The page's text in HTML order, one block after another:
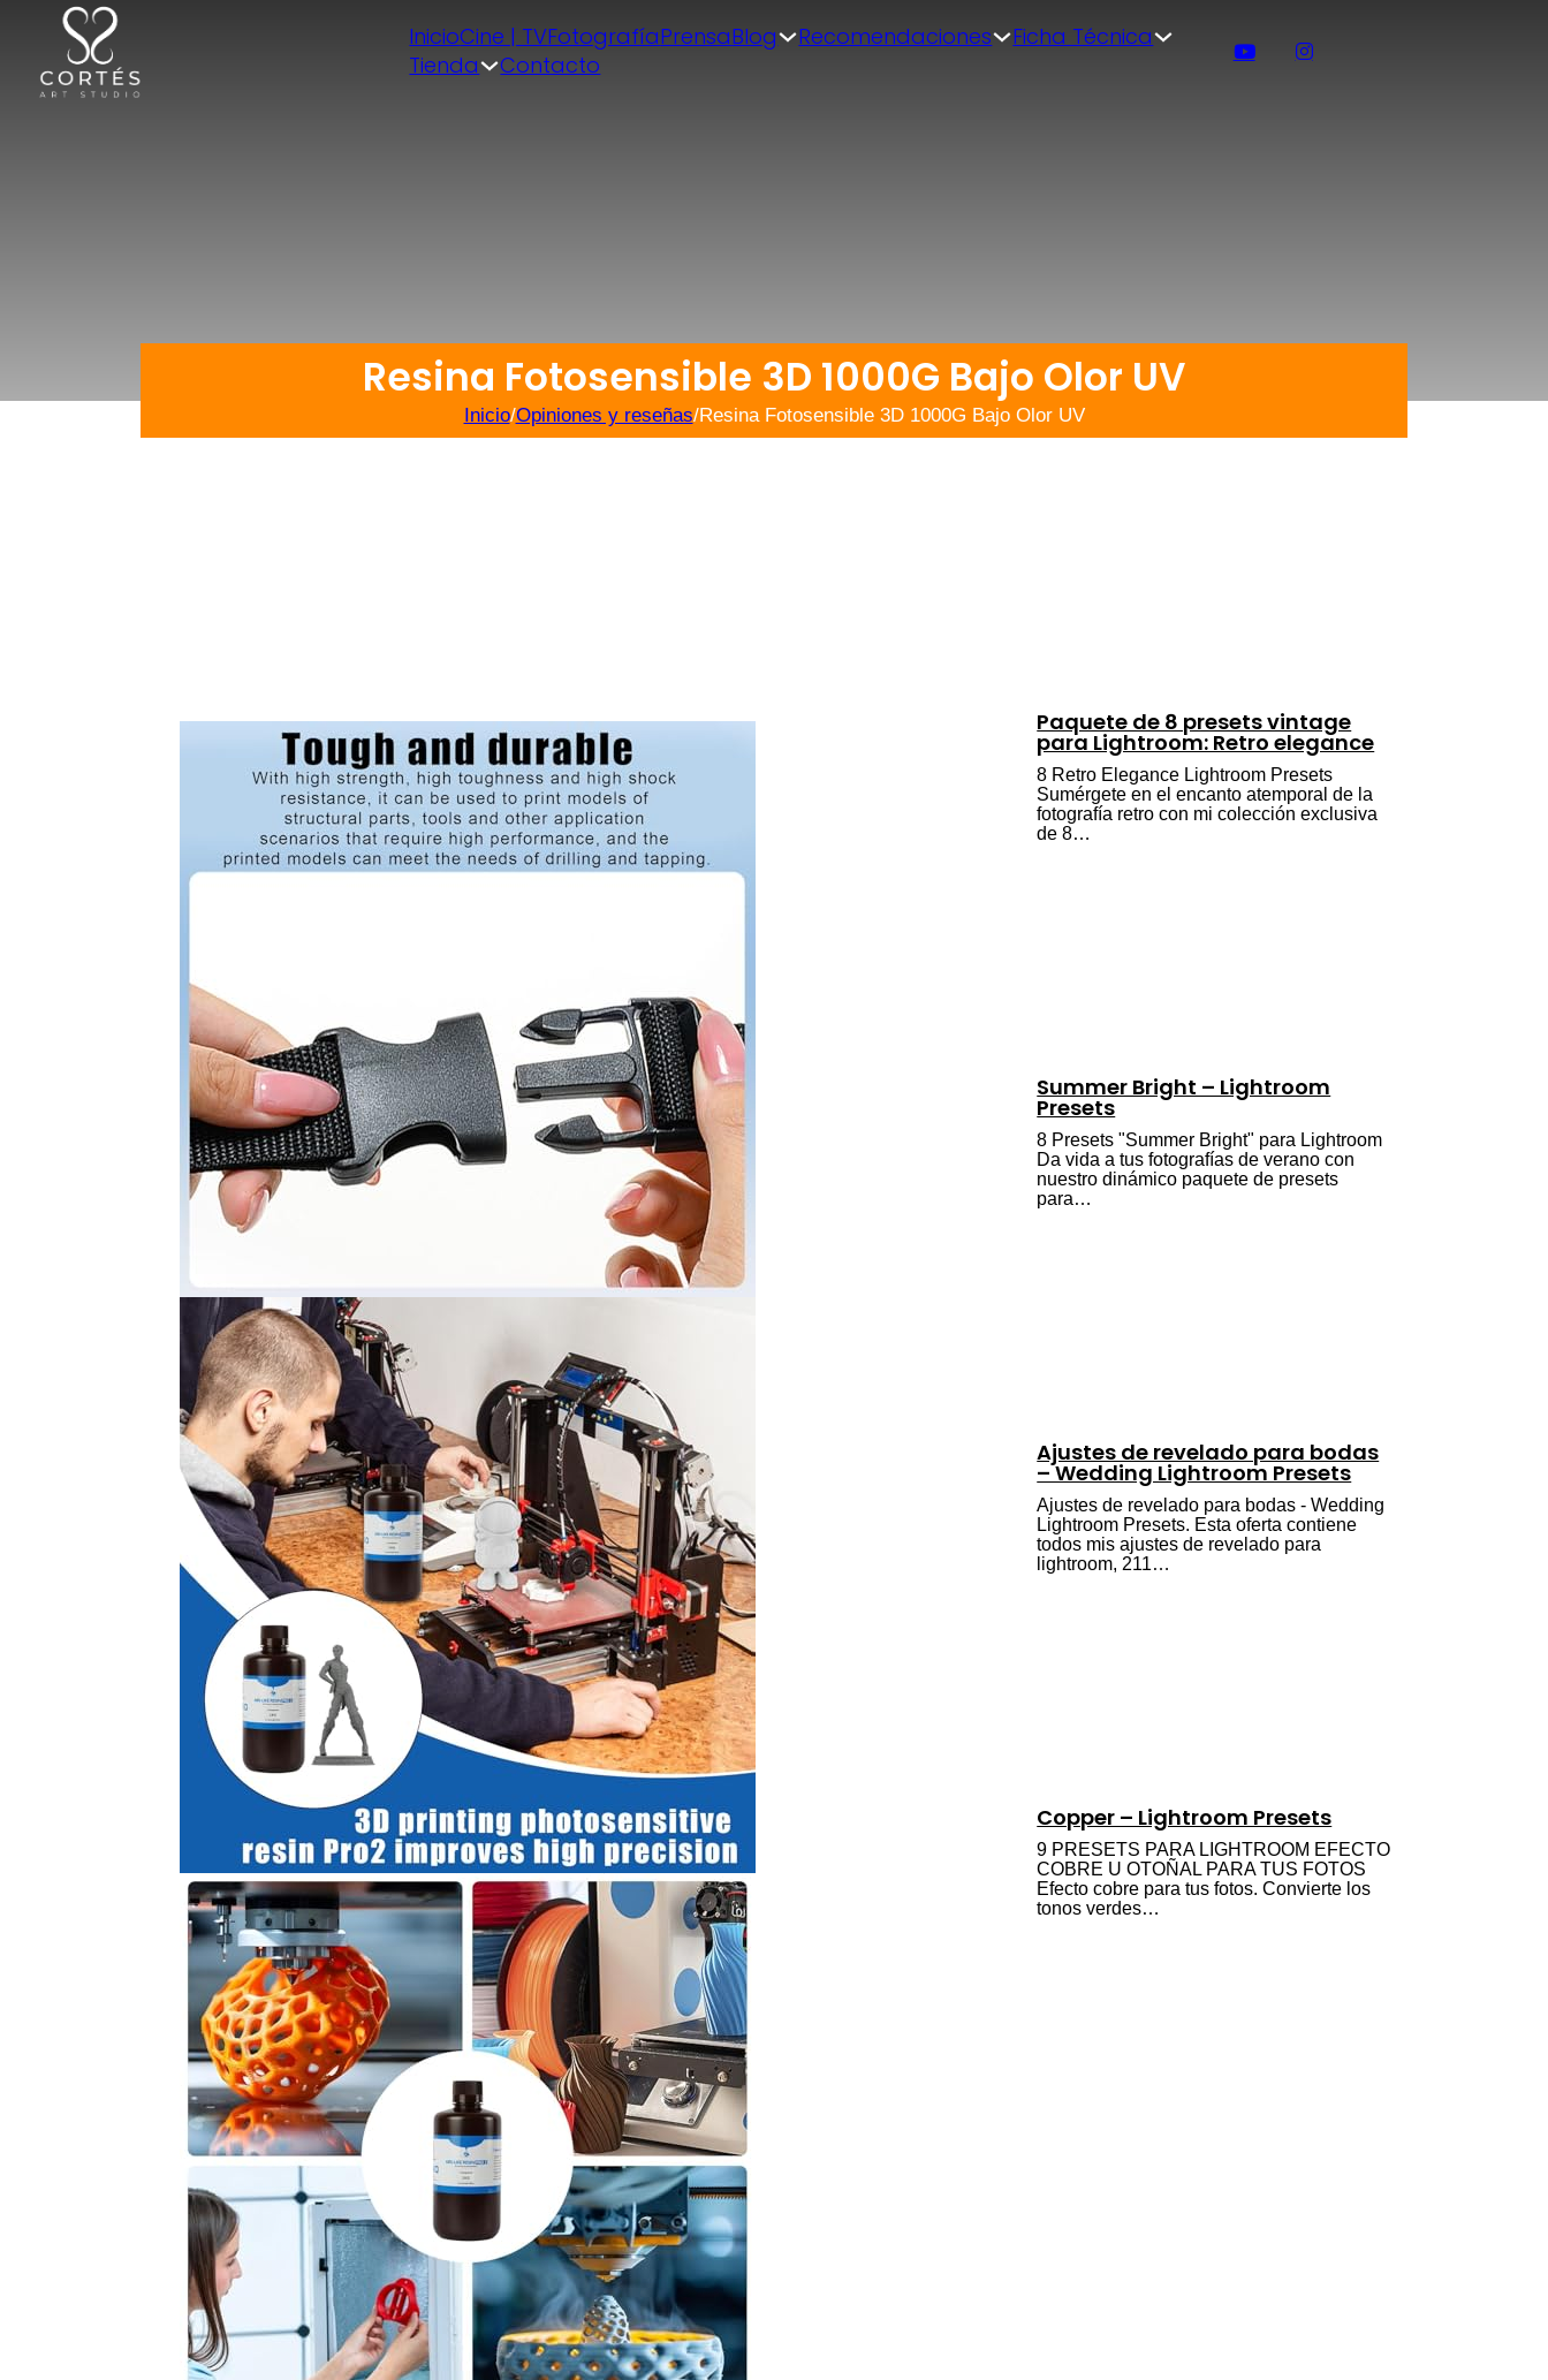
InicioCine | TVFotografíaPrensaBlog Recomendaciones
Ficha Técnica
Tienda
Contacto
Resina Fotosensible 3D 1000G Bajo Olor UV
Inicio/Opiniones y reseñas/Resina Fotosensible 3D 1000G Bajo Olor UV
Paquete de 8 presets vintage
para Lightroom: Retro elegance
8 Retro Elegance Lightroom Presets
Sumérgete en el encanto atemporal de la
fotografía retro con mi colección exclusiva
de 8…
Summer Bright – Lightroom
Presets
8 Presets "Summer Bright" para Lightroom
Da vida a tus fotografías de verano con
nuestro dinámico paquete de presets
para…
Ajustes de revelado para bodas
– Wedding Lightroom Presets
Ajustes de revelado para bodas - Wedding
Lightroom Presets. Esta oferta contiene
todos mis ajustes de revelado para
lightroom, 211…
Copper – Lightroom Presets
9 PRESETS PARA LIGHTROOM EFECTO
COBRE U OTOÑAL PARA TUS FOTOS
Efecto cobre para tus fotos. Convierte los
tonos verdes…